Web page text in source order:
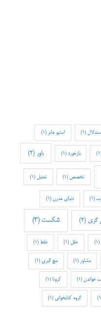
(1) استیو جابز (1)
(1) بازخورد (1) باور (2)
تخصص (1) تمثیل (1)
(1) دنیای مدرن (1)
گری (2) شکست (3)
(1) عقل (1) غلط (1)
مشاور (1) مچ گیری (1)
خواندن (1) کرونا (1)
گروه کتابخوانی (1)